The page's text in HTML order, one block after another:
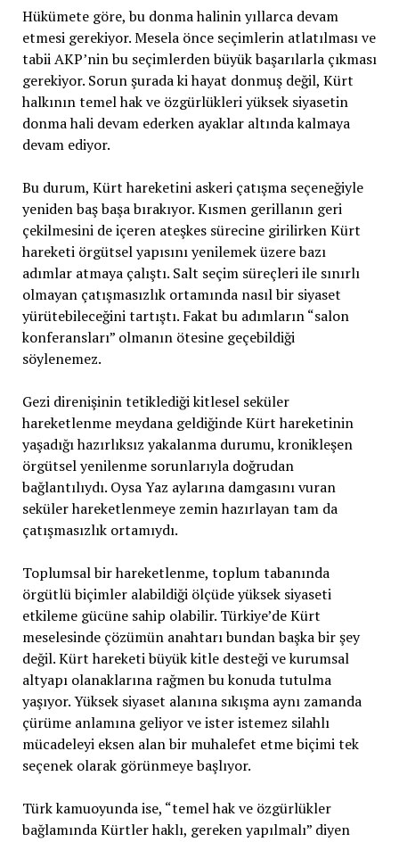
Hükümete göre, bu donma halinin yıllarca devam
etmesi gerekiyor. Mesela önce seçimlerin atlatılması ve
tabii AKP’nin bu seçimlerden büyük başarılarla çıkması
gerekiyor. Sorun şurada ki hayat donmuş değil, Kürt
halkının temel hak ve özgürlükleri yüksek siyasetin
donma hali devam ederken ayaklar altında kalmaya
devam ediyor.
Bu durum, Kürt hareketini askeri çatışma seçeneğiyle
yeniden baş başa bırakıyor. Kısmen gerillanın geri
çekilmesini de içeren ateşkes sürecine girilirken Kürt
hareketi örgütsel yapısını yenilemek üzere bazı
adımlar atmaya çalıştı. Salt seçim süreçleri ile sınırlı
olmayan çatışmasızlık ortamında nasıl bir siyaset
yürütebileceğini tartıştı. Fakat bu adımların “salon
konferansları” olmanın ötesine geçebildiği
söylenemez.
Gezi direnişinin tetiklediği kitlesel seküler
hareketlenme meydana geldiğinde Kürt hareketinin
yaşadığı hazırlıksız yakalanma durumu, kronikleşen
örgütsel yenilenme sorunlarıyla doğrudan
bağlantılıydı. Oysa Yaz aylarına damgasını vuran
seküler hareketlenmeye zemin hazırlayan tam da
çatışmasızlık ortamıydı.
Toplumsal bir hareketlenme, toplum tabanında
örgütlü biçimler alabildiği ölçüde yüksek siyaseti
etkileme gücüne sahip olabilir. Türkiye’de Kürt
meselesinde çözümün anahtarı bundan başka bir şey
değil. Kürt hareketi büyük kitle desteği ve kurumsal
altyapı olanaklarına rağmen bu konuda tutulma
yaşıyor. Yüksek siyaset alanına sıkışma aynı zamanda
çürüme anlamına geliyor ve ister istemez silahlı
mücadeleyi eksen alan bir muhalefet etme biçimi tek
seçenek olarak görünmeye başlıyor.
Türk kamuoyunda ise, “temel hak ve özgürlükler
bağlamında Kürtler haklı, gereken yapılmalı” diyen